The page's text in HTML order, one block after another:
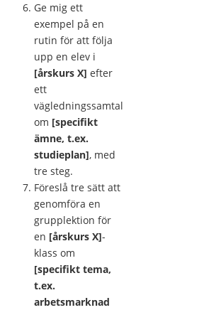
Ge mig ett
exempel på en
rutin för att följa
upp en elev i
[årskurs X] efter
ett
vägledningssamtal
om [specifikt
ämne, t.ex.
studieplan], med
tre steg.
Föreslå tre sätt att
genomföra en
grupplektion för
en [årskurs X]-
klass om
[specifikt tema,
t.ex.
arbetsmarknad